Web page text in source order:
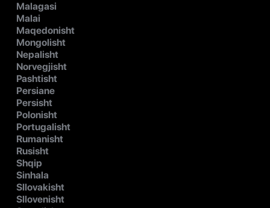
Malagasi
Malai
Maqedonisht
Mongolisht
Nepalisht
Norvegjisht
Pashtisht
Persiane
Persisht
Polonisht
Portugalisht
Rumanisht
Rusisht
Shqip
Sinhala
Sllovakisht
Sllovenisht